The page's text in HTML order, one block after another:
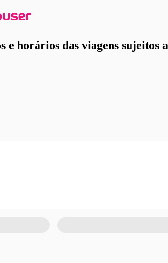
e horários das viagens sujeitos a